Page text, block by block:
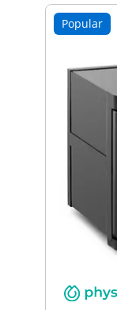
Popular